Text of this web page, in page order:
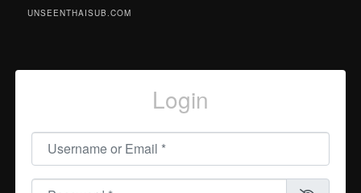
UNSEENTHAISUB.COM
Login
Username or Email
Password